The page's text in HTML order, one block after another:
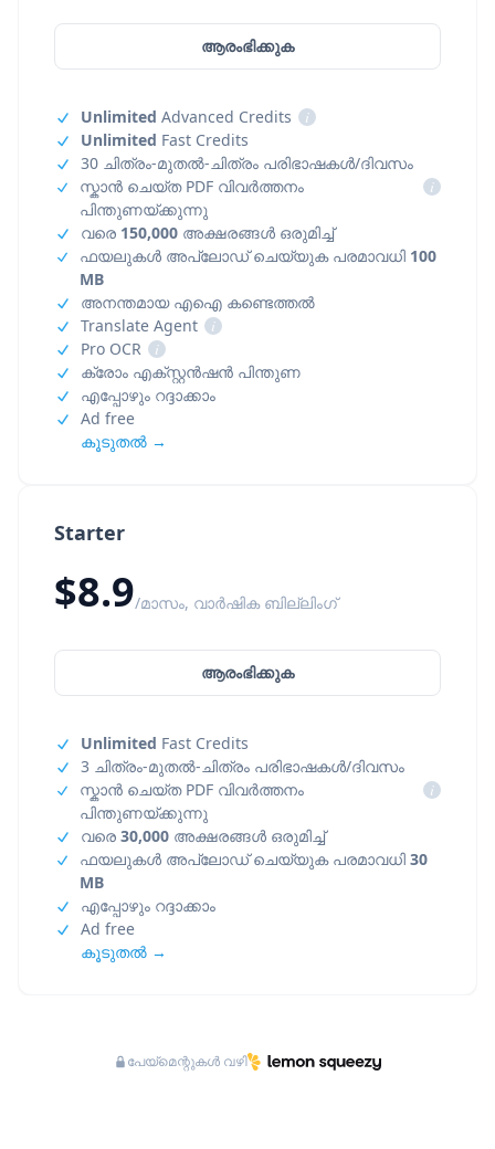
Starter
$8.9/മാസം, വാർഷിക ബില്ലിംഗ്
ആരംഭിക്കുക
Unlimited Fast Credits
3 ചിത്രം-മുതൽ-ചിത്രം പരിഭാഷകൾ/ദിവസം
സ്കാൻ ചെയ്ത PDF വിവർത്തനം
പിന്തുണയ്ക്കുന്നു
i
വരെ 30,000 അക്ഷരങ്ങൾ ഒരുമിച്ച്
ഫയലുകൾ അപ്‌ലോഡ് ചെയ്യുക പരമാവധി30
MB
എപ്പോഴും റദ്ദാക്കാം
Ad free
കൂടുതൽ →
ആരംഭിക്കുക
Unlimited Advanced Credits
i
Unlimited Fast Credits
30 ചിത്രം-മുതൽ-ചിത്രം പരിഭാഷകൾ/ദിവസം
സ്കാൻ ചെയ്ത PDF വിവർത്തനം
പിന്തുണയ്ക്കുന്നു
i
വരെ 150,000 അക്ഷരങ്ങൾ ഒരുമിച്ച്
ഫയലുകൾ അപ്‌ലോഡ് ചെയ്യുക പരമാവധി 100
MB
അനന്തമായ എഐ കണ്ടെത്തൽ
Translate Agent
i
Pro OCR
i
ക്രോം എക്സ്റ്റൻഷൻ പിന്തുണ
എപ്പോഴും റദ്ദാക്കാം
Ad free
കൂടുതൽ →
പേയ്‌മെന്റുകൾ വഴി